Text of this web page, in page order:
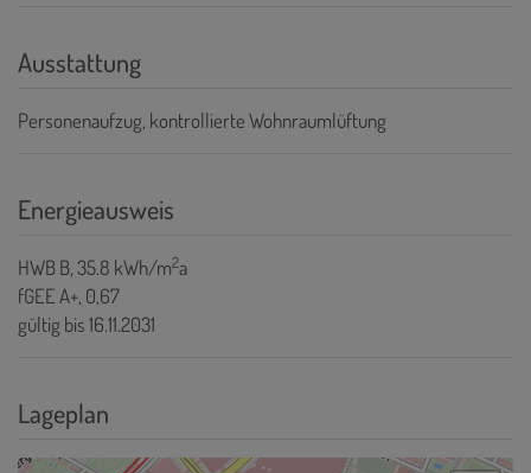
Ausstattung
Personenaufzug kontrollierte Wohnraumlüftung
Energieausweis
HWBB, 35.8 kWh/m2a
fGEEA+, 0,67
gültig bis16.11.2031
Lageplan